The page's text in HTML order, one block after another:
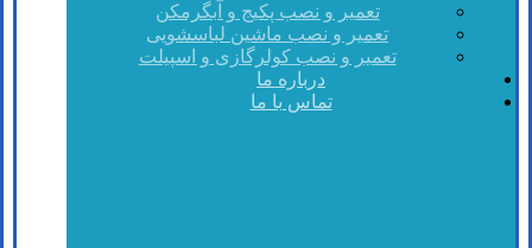
تعمیر و نصب پکیج و آبگرمکن
تعمیر و نصب ماشین لباسشویی
تعمیر و نصب کولرگازی و اسپیلت
درباره ما
تماس با ما